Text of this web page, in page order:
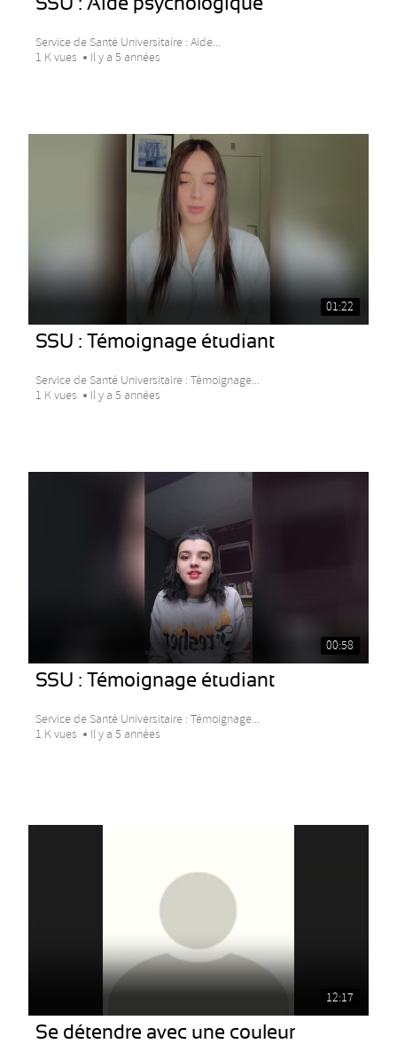
Service de Santé Universitaire : Aide...
1 K vues
Il y a 5 années
01:22
SSU : Témoignage étudiant
Service de Santé Universitaire : Témoignage...
1 K vues
Il y a 5 années
00:58
SSU : Témoignage étudiant
Service de Santé Universitaire : Témoignage...
1 K vues
Il y a 5 années
12:17
Se détendre avec une couleur